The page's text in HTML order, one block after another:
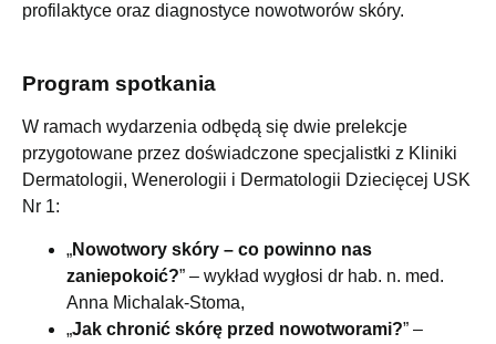
profilaktyce oraz diagnostyce nowotworów skóry.
Program spotkania
W ramach wydarzenia odbędą się dwie prelekcje
przygotowane przez doświadczone specjalistki z Kliniki
Dermatologii, Wenerologii i Dermatologii Dziecięcej USK
Nr 1:
„Nowotwory skóry – co powinno nas
zaniepokoić?” – wykład wygłosi dr hab. n. med.
Anna Michalak-Stoma,
„Jak chronić skórę przed nowotworami?” –